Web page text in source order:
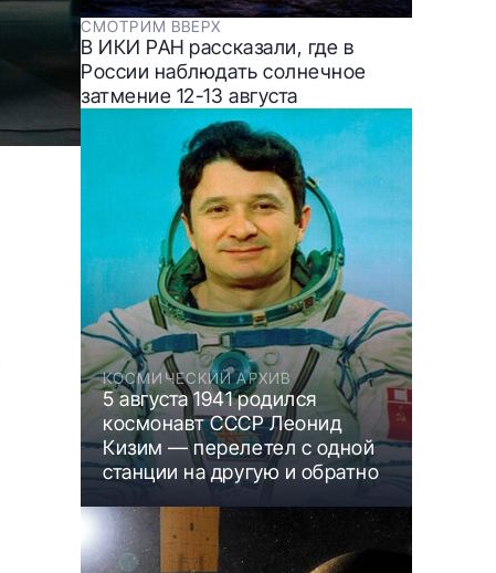
СМОТРИМ ВВЕРХ
В ИКИ РАН рассказали, где в
России наблюдать солнечное
затмение 12-13 августа
КОСМИЧЕСКИЙ АРХИВ
5 августа 1941 родился
космонавт СССР Леонид
Кизим — перелетел с одной
станции на другую и обратно